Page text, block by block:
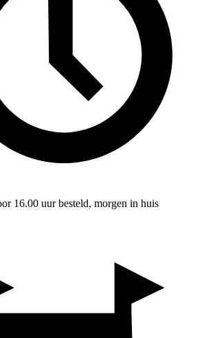
16.00 uur besteld, morgen in huis